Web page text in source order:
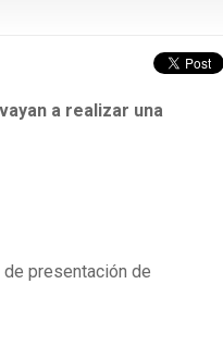
a realizar una
de presentación de